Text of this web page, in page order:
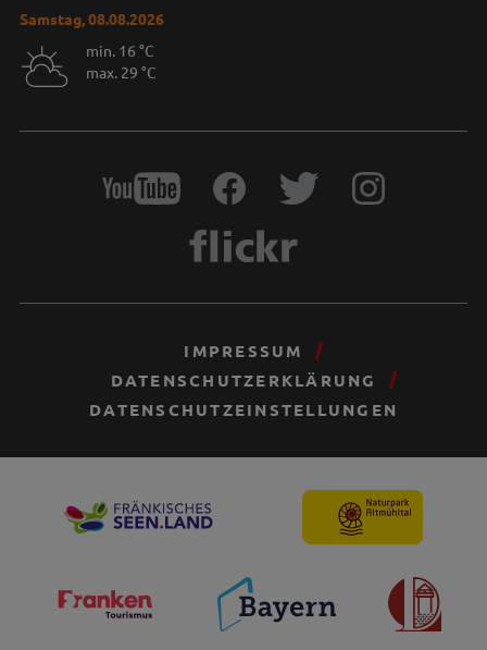
Samstag, 08.08.2026
min. 16 °C
max. 29 °C
IMPRESSUM
DATENSCHUTZERKLÄRUNG
DATENSCHUTZEINSTELLUNGEN